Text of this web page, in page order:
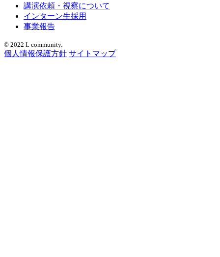
講演依頼・視察について
インターン生採用
事業報告
© 2022 L community.
個人情報保護方針 サイトマップ